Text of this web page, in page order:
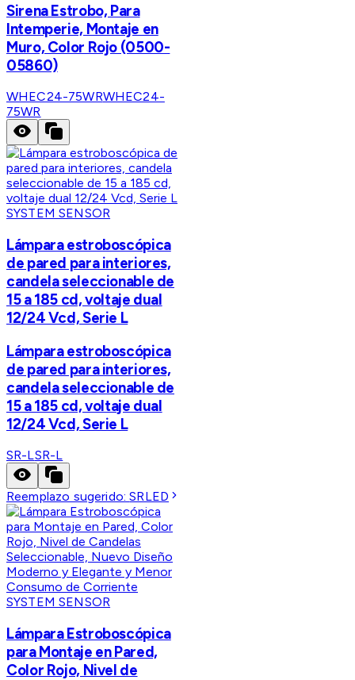
Sirena Estrobo, Para
Intemperie, Montaje en
Muro, Color Rojo (0500-
05860)
WHEC24-75WRWHEC24-
75WR
SYSTEM SENSOR
Lámpara estroboscópica
de pared para interiores,
candela seleccionable de
15 a 185 cd, voltaje dual
12/24 Vcd, Serie L
Lámpara estroboscópica
de pared para interiores,
candela seleccionable de
15 a 185 cd, voltaje dual
12/24 Vcd, Serie L
SR-LSR-L
Reemplazo sugerido:SRLED
SYSTEM SENSOR
Lámpara Estroboscópica
para Montaje en Pared,
Color Rojo, Nivel de